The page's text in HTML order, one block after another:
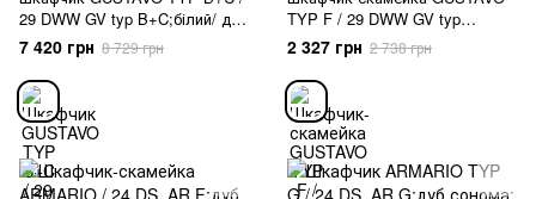
29 DWW GV typ B+C;білий/ дуб
велінгтон;
7 420 грн 8 729 грн
TYP F / 29 DWW GV typ
F;білий/ дуб велінгтон;
2 327 грн 2 738 грн